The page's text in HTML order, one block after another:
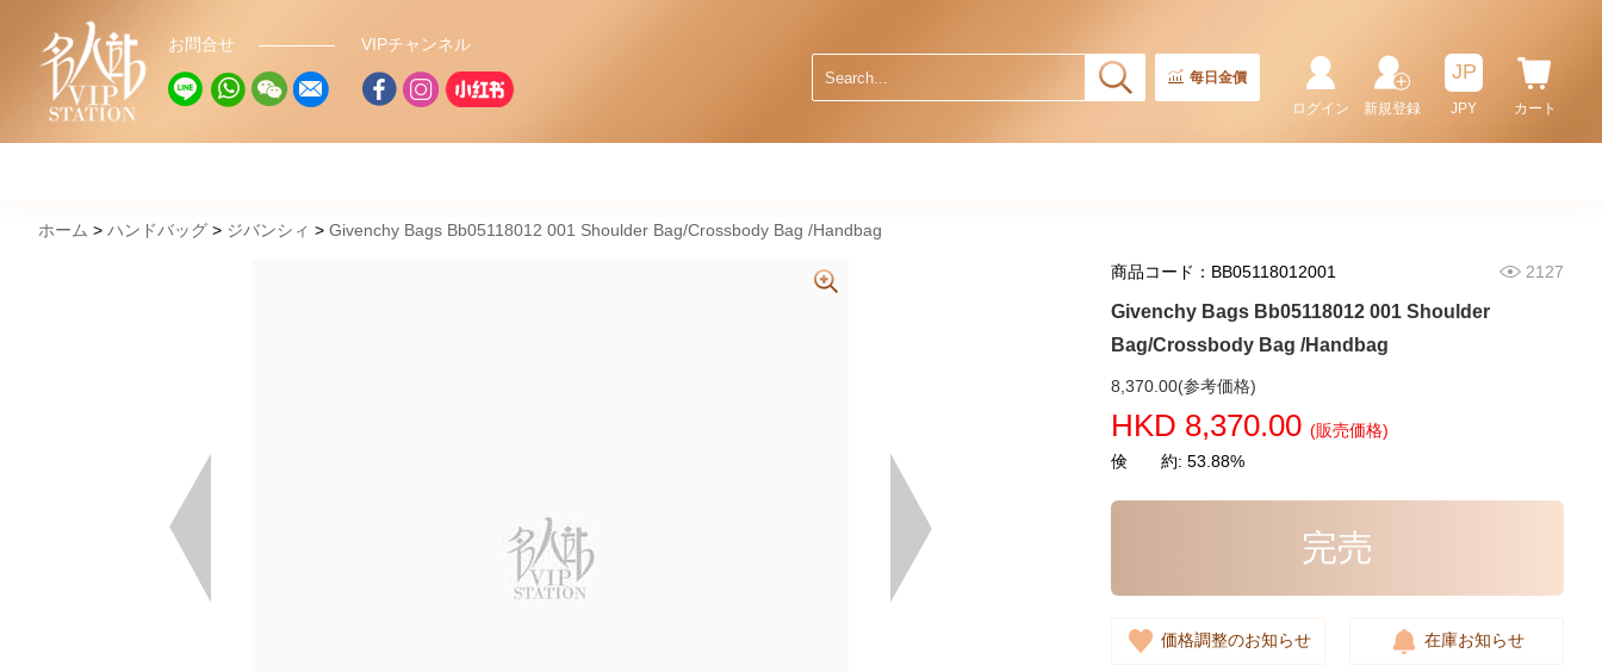
お問合せ VIPチャンネル
每日金價
カート
JP
JPY
新規登録
ログイン
ホーム ハンドバッグ ジバンシィ Givenchy Bags Bb05118012 001 Shoulder Bag/Crossbody Bag /Handbag
商品コード：BB05118012001 2127
Givenchy Bags Bb05118012 001 Shoulder
Bag/Crossbody Bag /Handbag
8,370.00(参考価格)
HKD 8,370.00 (販売価格)
倹 約: 53.88%
完売
価格調整のお知らせ 在庫お知らせ
Givenchy Bags Bb5005b02h 403
2,280.00